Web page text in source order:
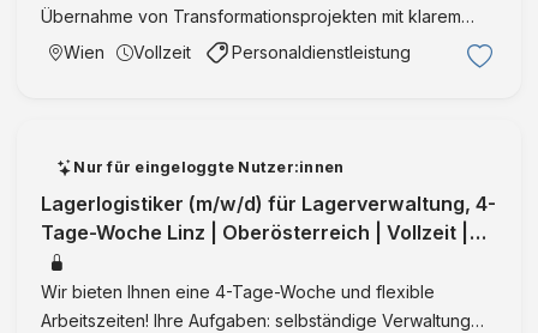
Übernahme von Transformationsprojekten mit klarem
Fokus auf Prozessanalyse und Prozessoptimierung
Wien Vollzeit Personaldienstleistung
Nur für eingeloggte Nutzer:innen
Lagerlogistiker (m/w/d) für Lagerverwaltung, 4-
Tage-Woche Linz | Oberösterreich | Vollzeit |
IntegrationID:35994
Wir bieten Ihnen eine 4-Tage-Woche und flexible
Arbeitszeiten! Ihre Aufgaben: selbständige Verwaltung